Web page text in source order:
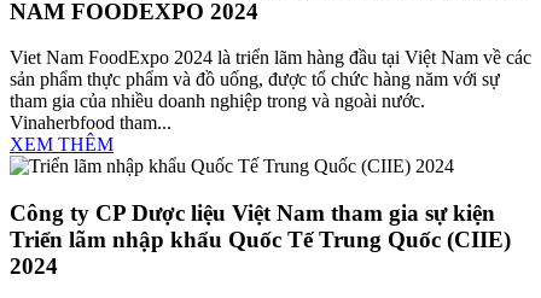
NAM FOODEXPO 2024
Viet Nam FoodExpo 2024 là triển lãm hàng đầu tại Việt Nam về các
sản phẩm thực phẩm và đồ uống, được tổ chức hàng năm với sự
tham gia của nhiều doanh nghiệp trong và ngoài nước.
Vinaherbfood tham...
XEM THÊM
Công ty CP Dược liệu Việt Nam tham gia sự kiện
Triển lãm nhập khẩu Quốc Tế Trung Quốc (CIIE)
2024